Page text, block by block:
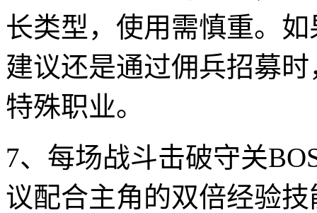
长类型，使用需慎重。
建议还是通过佣兵招募
特殊职业。
7、每场战斗击破守关
议配合主角的双倍经验技